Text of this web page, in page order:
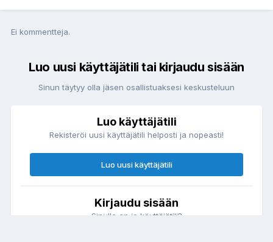
Ei kommentteja.
Luo uusi käyttäjätili tai kirjaudu sisään
Sinun täytyy olla jäsen osallistuaksesi keskusteluun
Luo käyttäjätili
Rekisteröi uusi käyttäjätili helposti ja nopeasti!
Luo uusi käyttäjätili
Kirjaudu sisään
Sinulla on jo käyttäjätili?